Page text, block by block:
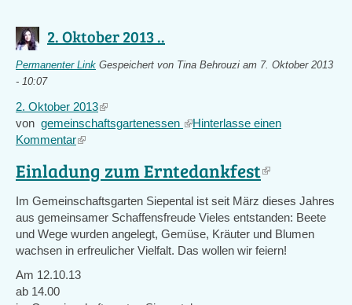
2. Oktober 2013 ..
Permanenter Link Gespeichert von Tina Behrouzi am 7. Oktober 2013
- 10:07
2. Oktober 2013(link
is
von gemeinschaftsgartenessen (linkHinterlasse einen
Kommentar(link
external)
Einladung zum Erntedankfest(link
is
external)
Im Gemeinschaftsgarten Siepental ist seit März dieses Jahres
aus gemeinsamer Schaffensfreude Vieles entstanden: Beete
und Wege wurden angelegt, Gemüse, Kräuter und Blumen
wachsen in erfreulicher Vielfalt. Das wollen wir feiern!
Am 12.10.13
ab 14.00